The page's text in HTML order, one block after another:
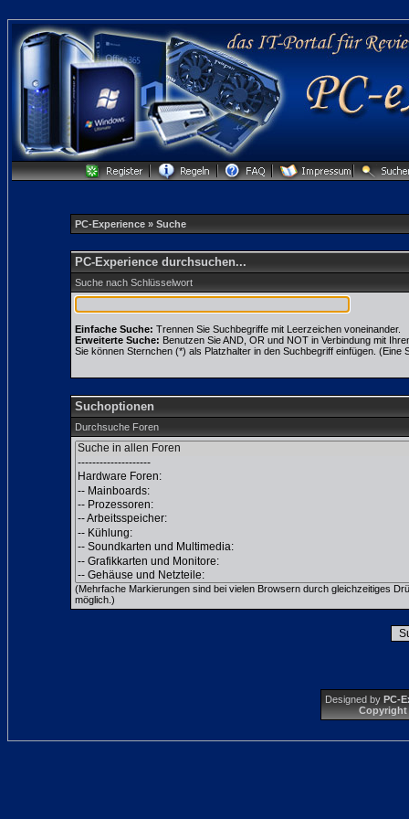
PC-Experience » Suche
PC-Experience durchsuchen...
Suche nach Schlüsselwort
Einfache Suche: Trennen Sie Suchbegriffe mit Leerzeichen voneinander.
Erweiterte Suche: Benutzen Sie AND, OR und NOT in Verbindung mit
Sie können Sternchen (*) als Platzhalter in den Suchbegriff einfügen. (Eine
Suchoptionen
Durchsuche Foren
(Mehrfache Markierungen sind bei vielen Browsern durch gleichzeitiges
möglich.)
Designed by PC-
Copyright